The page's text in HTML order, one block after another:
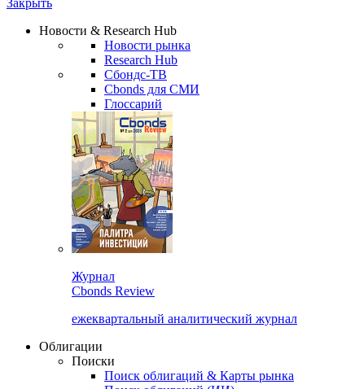
Надстройка XLS
Сбондс Люди
Новости & Research Hub
Новости рынка
Research Hub
Сбондс-ТВ
Cbonds для СМИ
Глоссарий
Журнал
Cbonds Review
ежеквартальный аналитический журнал